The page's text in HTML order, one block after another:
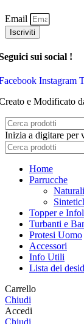
Email
Iscriviti
sui social !
Instagram
e Modificato
Inizia a digitare per
Home
Parrucche
Naturali
Topper e
Turbanti e
Protesi Uomo
Accessori
Info Utili
Lista dei
Carrello
Chiudi
Accedi